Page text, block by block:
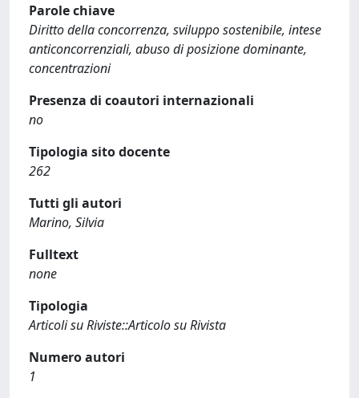
Parole chiave
Diritto della concorrenza, sviluppo sostenibile, intese
anticoncorrenziali, abuso di posizione dominante,
concentrazioni
Presenza di coautori internazionali
no
Tipologia sito docente
262
Tutti gli autori
Marino, Silvia
Fulltext
none
Tipologia
Articoli su Riviste::Articolo su Rivista
Numero autori
1